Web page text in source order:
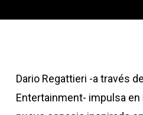
Dario Regattieri -a través
Entertainment- impulsa en